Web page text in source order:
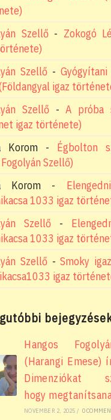
Szellő- Zokogó
Szellő -
igaz
Szellő-A próba
igaz története)
Korom - Égbolton
Szellő)
Korom -
1033 igaz
Szellő -
1033 igaz
Szellő-Smoky
igaz
Hangos
(Harangi Emese)
Dimenziókat
hogy
NOVEMBER 2, 2025 / 0